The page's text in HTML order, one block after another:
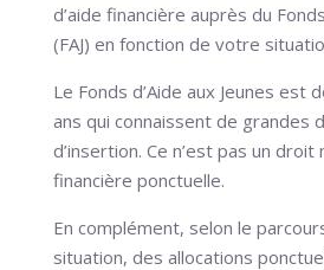
d’aide financière auprès du
(FAJ) en fonction de votre
Le Fonds d’Aide aux Jeunes est
ans qui connaissent de grandes
d’insertion. Ce n’est pas un droit
financière ponctuelle.
En complément, selon le
situation, des allocations